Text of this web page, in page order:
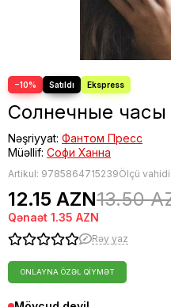
−10%
Солнечные часы
Nəşriyyat: Фантом Пресс
Müəllif: Софи Ханна
Artikul: 9785864715239Ölçü
12.15 AZN13.50
Qənaət 1.35 AZN
Rəy yaz
ONLAYNA ÖZƏL QIYMƏT